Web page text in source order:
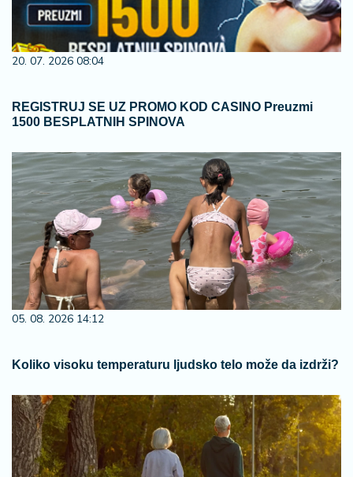
20. 07. 2026 08:04
REGISTRUJ SE UZ PROMO KOD CASINO Preuzmi
1500 BESPLATNIH SPINOVA
05. 08. 2026 14:12
Koliko visoku temperaturu ljudsko telo može da izdrži?